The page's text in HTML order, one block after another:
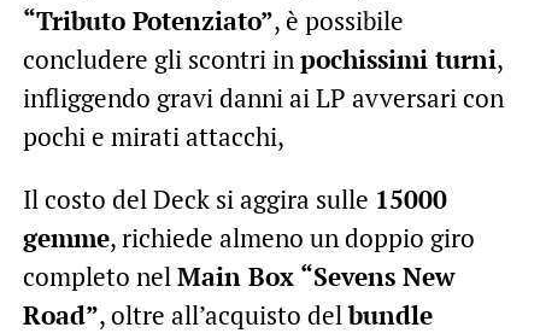
“Tributo Potenziato”, è possibile
concludere gli scontri inpochissimi turni,
infliggendo gravi danni ai LP avversari con
pochi e mirati attacchi,
Il costo del Deck si aggira sulle 15000
gemme, richiede almeno un doppio giro
completo nelMain Box “Sevens New
Road”, oltre all’acquisto delbundle